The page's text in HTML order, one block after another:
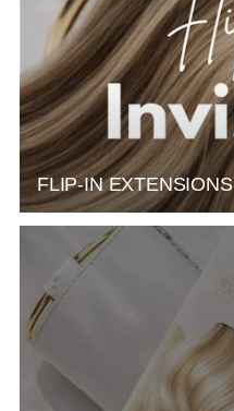
FLIP-IN EXTENSIONS